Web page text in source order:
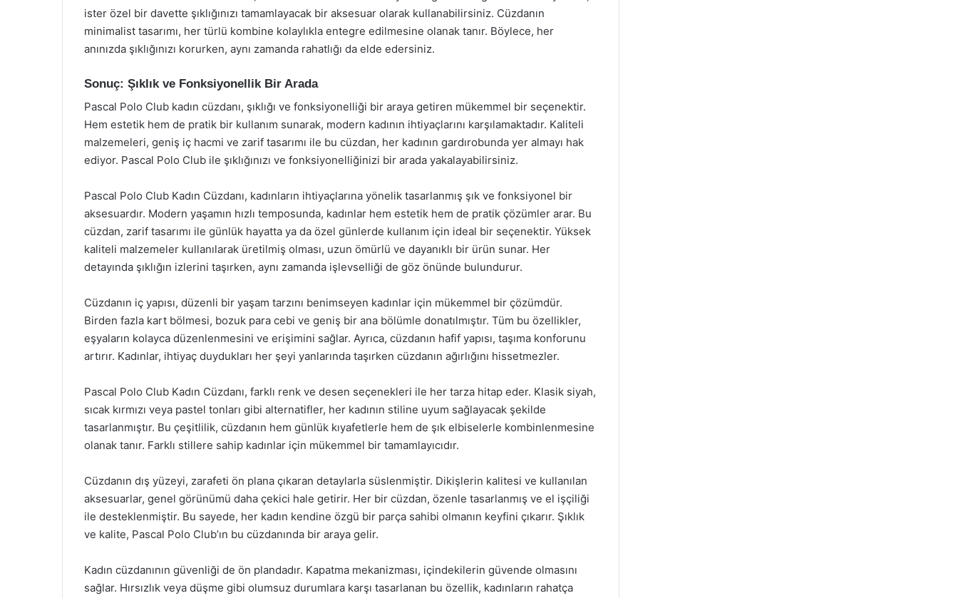
ister özel bir davette şıklığınızı tamamlayacak bir aksesuar olarak kullanabilirsiniz. Cüzdanın
minimalist tasarımı, her türlü kombine kolaylıkla entegre edilmesine olanak tanır. Böylece, her
anınızda şıklığınızı korurken, aynı zamanda rahatlığı da elde edersiniz.
Sonuç: Şıklık ve Fonksiyonellik Bir Arada
Pascal Polo Club kadın cüzdanı, şıklığı ve fonksiyonelliği bir araya getiren mükemmel bir seçenektir.
Hem estetik hem de pratik bir kullanım sunarak, modern kadının ihtiyaçlarını karşılamaktadır. Kaliteli
malzemeleri, geniş iç hacmi ve zarif tasarımı ile bu cüzdan, her kadının gardırobunda yer almayı hak
ediyor. Pascal Polo Club ile şıklığınızı ve fonksiyonelliğinizi bir arada yakalayabilirsiniz.
Pascal Polo Club Kadın Cüzdanı, kadınların ihtiyaçlarına yönelik tasarlanmış şık ve fonksiyonel bir
aksesuardır. Modern yaşamın hızlı temposunda, kadınlar hem estetik hem de pratik çözümler arar. Bu
cüzdan, zarif tasarımı ile günlük hayatta ya da özel günlerde kullanım için ideal bir seçenektir. Yüksek
kaliteli malzemeler kullanılarak üretilmiş olması, uzun ömürlü ve dayanıklı bir ürün sunar. Her
detayında şıklığın izlerini taşırken, aynı zamanda işlevselliği de göz önünde bulundurur.
Cüzdanın iç yapısı, düzenli bir yaşam tarzını benimseyen kadınlar için mükemmel bir çözümdür.
Birden fazla kart bölmesi, bozuk para cebi ve geniş bir ana bölümle donatılmıştır. Tüm bu özellikler,
eşyaların kolayca düzenlenmesini ve erişimini sağlar. Ayrıca, cüzdanın hafif yapısı, taşıma konforunu
artırır. Kadınlar, ihtiyaç duydukları her şeyi yanlarında taşırken cüzdanın ağırlığını hissetmezler.
Pascal Polo Club Kadın Cüzdanı, farklı renk ve desen seçenekleri ile her tarza hitap eder. Klasik siyah,
sıcak kırmızı veya pastel tonları gibi alternatifler, her kadının stiline uyum sağlayacak şekilde
tasarlanmıştır. Bu çeşitlilik, cüzdanın hem günlük kıyafetlerle hem de şık elbiselerle kombinlenmesine
olanak tanır. Farklı stillere sahip kadınlar için mükemmel bir tamamlayıcıdır.
Cüzdanın dış yüzeyi, zarafeti ön plana çıkaran detaylarla süslenmiştir. Dikişlerin kalitesi ve kullanılan
aksesuarlar, genel görünümü daha çekici hale getirir. Her bir cüzdan, özenle tasarlanmış ve el işçiliği
ile desteklenmiştir. Bu sayede, her kadın kendine özgü bir parça sahibi olmanın keyfini çıkarır. Şıklık
ve kalite, Pascal Polo Club’ın bu cüzdanında bir araya gelir.
Kadın cüzdanının güvenliği de ön plandadır. Kapatma mekanizması, içindekilerin güvende olmasını
sağlar. Hırsızlık veya düşme gibi olumsuz durumlara karşı tasarlanan bu özellik, kadınların rahatça